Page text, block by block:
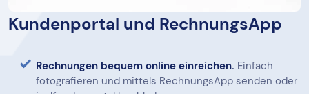
Kundenportal und RechnungsApp
Rechnungen bequem online einreichen. Einfach
fotografieren und mittels RechnungsApp senden oder